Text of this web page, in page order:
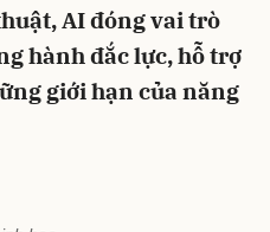
AI đóng vai trò
hành đắc lực, hỗ trợ
giới hạn của năng